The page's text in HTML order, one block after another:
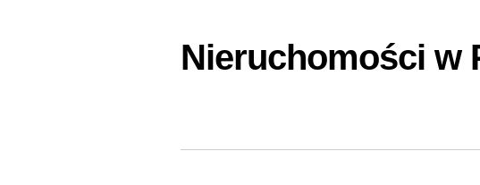
Nieruchomości w